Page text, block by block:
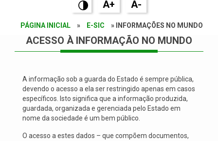
A+ A-
PÁGINA INICIAL » E-SIC » INFORMAÇÕES NO MUNDO
ACESSO À INFORMAÇÃO NO MUNDO
A informação sob a guarda do Estado é sempre pública,
devendo o acesso a ela ser restringido apenas em casos
específicos. Isto significa que a informação produzida,
guardada, organizada e gerenciada pelo Estado em
nome da sociedade é um bem público.
O acesso a estes dados – que compõem documentos,